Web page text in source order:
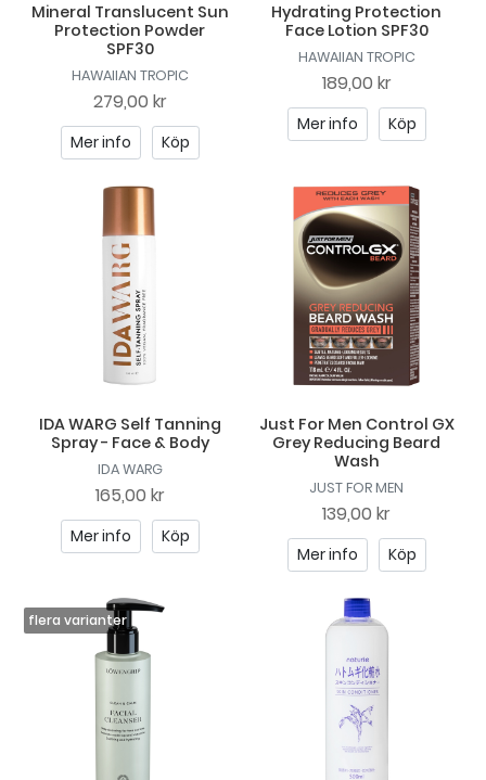
Mineral Translucent Sun
Protection Powder
SPF30
HAWAIIAN TROPIC
279,00 kr
Mer info Köp
Hydrating Protection
Face Lotion SPF30
HAWAIIAN TROPIC
189,00 kr
Mer info Köp
IDA WARG Self Tanning
Spray - Face & Body
IDA WARG
165,00 kr
Mer info Köp
Just For Men Control GX
Grey Reducing Beard
Wash
JUST FOR MEN
139,00 kr
Mer info Köp